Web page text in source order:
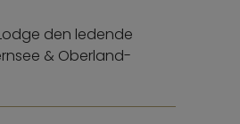
den ledende
& Oberland-